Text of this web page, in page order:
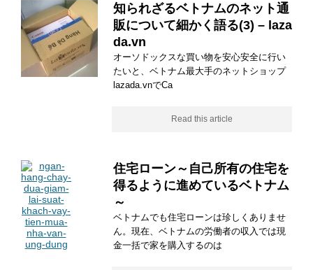
知られざるベトナムのネット通
販について細かく語る(3) – laza
da.vn
オーソドックスな買い物を安心安全に行い
たいと、ベトナム最大手のネットショップ
lazada.vnでCa
Read this article
住宅ローン～自己所有の住宅を
得るように進めているベトナム
～
ベトナムでも住宅ローンは珍しくありませ
ん。現在、ベトナムの労働者の収入では現
金一括で家を購入するのは